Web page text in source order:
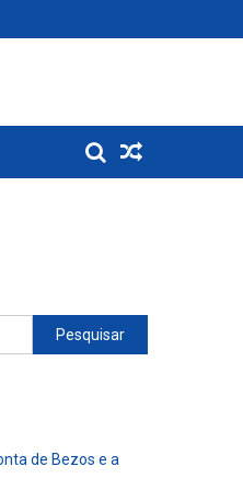
Pesquisar
de Bezos e a